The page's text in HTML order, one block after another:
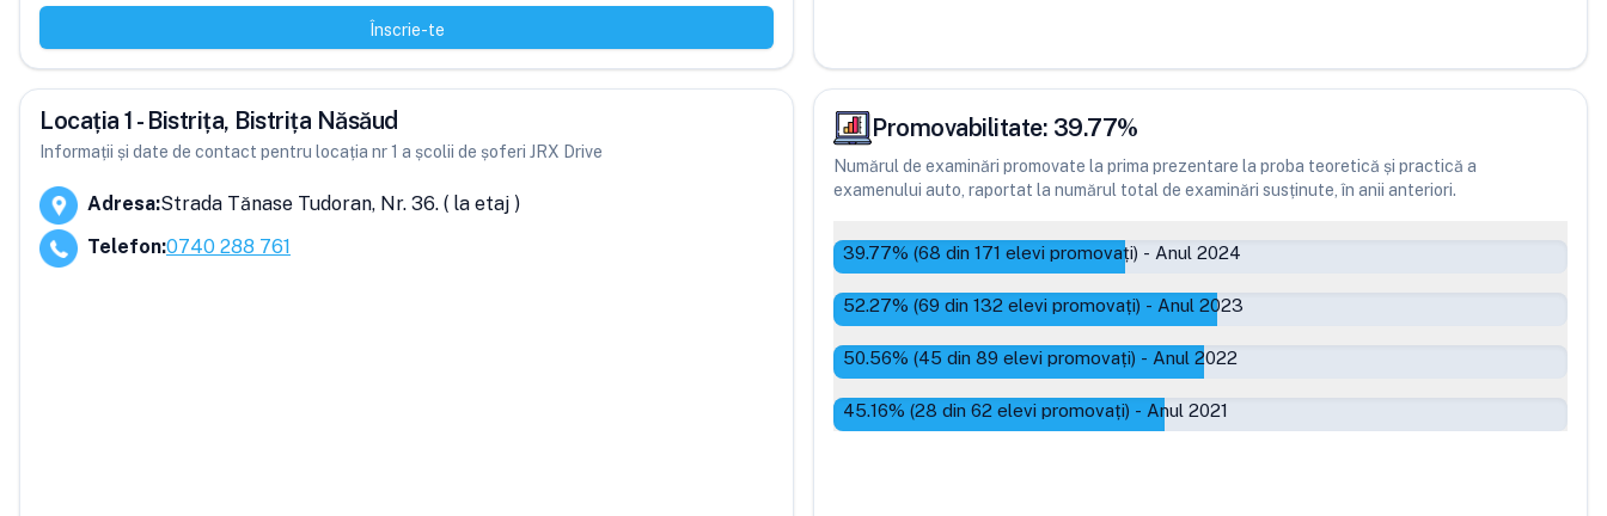
Înscrie-te
Locația 1 - Bistrița, Bistrița Năsăud
Informații și date de contact pentru locația nr 1 a școlii de șoferi JRX Drive
Adresa:Strada Tănase Tudoran, Nr. 36. ( la etaj )
Telefon:0740 288 761
Promovabilitate: 39.77%
Numărul de examinări promovate la prima prezentare la proba teoretică și practică a
examenului auto, raportat la numărul total de examinări susținute, în anii anteriori.
39.77% (68 din 171 elevi promovați) - Anul 2024
52.27% (69 din 132 elevi promovați) - Anul 2023
50.56% (45 din 89 elevi promovați) - Anul 2022
45.16% (28 din 62 elevi promovați) - Anul 2021